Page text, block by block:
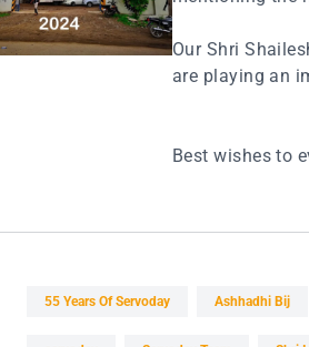
Our Shri
are playing an
Best wishes to
55 Years Of Servoday Ashhadhi Bij